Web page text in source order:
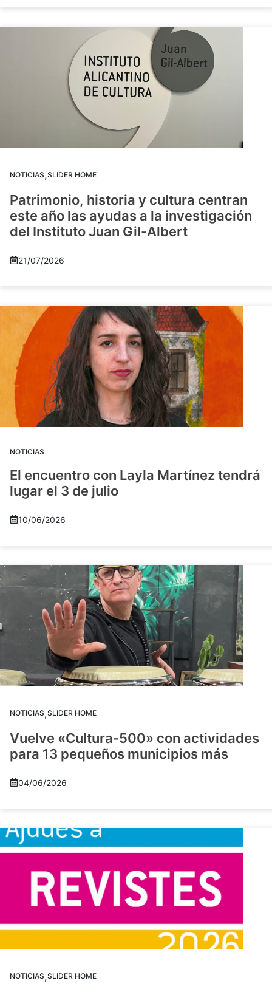
NOTICIAS,SLIDER HOME
Patrimonio, historia y cultura centran
este año las ayudas a la investigación
del Instituto Juan Gil-Albert
21/07/2026
NOTICIAS
El encuentro con Layla Martínez tendrá
lugar el 3 de julio
10/06/2026
NOTICIAS,SLIDER HOME
Vuelve «Cultura-500» con actividades
para 13 pequeños municipios más
04/06/2026
NOTICIAS,SLIDER HOME